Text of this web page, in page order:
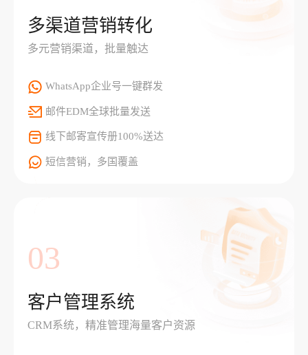
多渠道营销转化
多元营销渠道，批量触达
WhatsApp企业号一键群发
邮件EDM全球批量发送
线下邮寄宣传册100%送达
短信营销，多国覆盖
03
客户管理系统
CRM系统，精准管理海量客户资源